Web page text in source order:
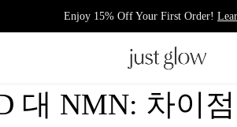
Enjoy 15% Off Your First Order!
대 NMN: 차이